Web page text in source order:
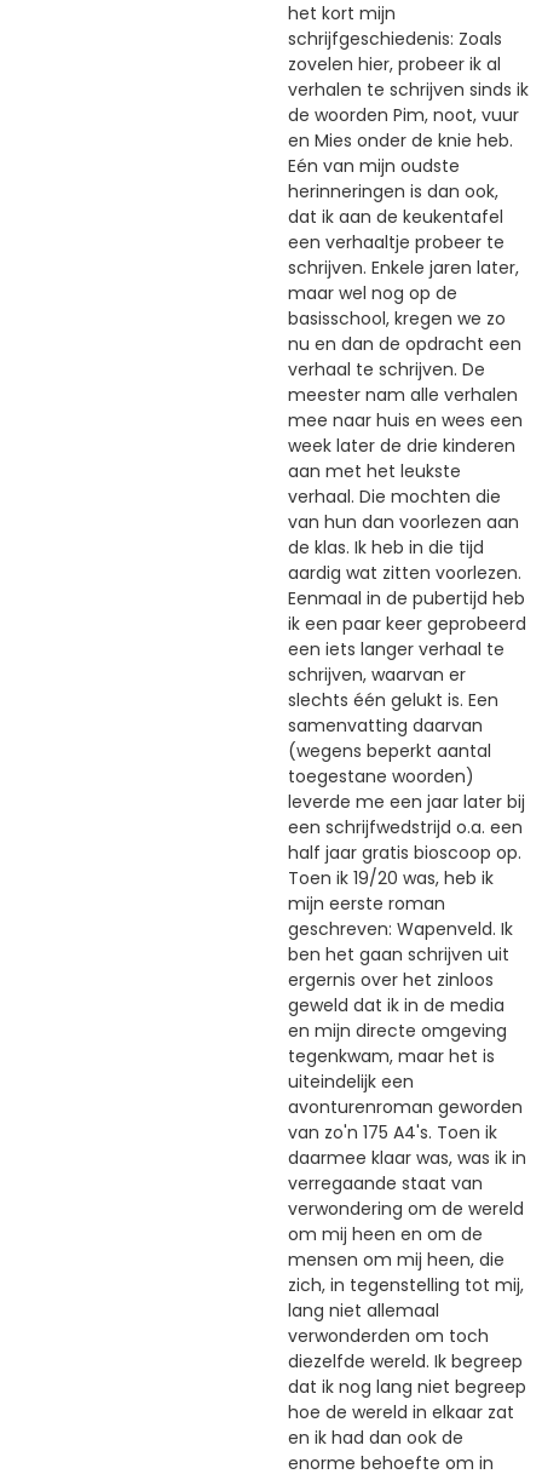
het kort mijn
schrijfgeschiedenis: Zoals
zovelen hier, probeer ik al
verhalen te schrijven sinds ik
de woorden Pim, noot, vuur
en Mies onder de knie heb.
Eén van mijn oudste
herinneringen is dan ook,
dat ik aan de keukentafel
een verhaaltje probeer te
schrijven. Enkele jaren later,
maar wel nog op de
basisschool, kregen we zo
nu en dan de opdracht een
verhaal te schrijven. De
meester nam alle verhalen
mee naar huis en wees een
week later de drie kinderen
aan met het leukste
verhaal. Die mochten die
van hun dan voorlezen aan
de klas. Ik heb in die tijd
aardig wat zitten voorlezen.
Eenmaal in de pubertijd heb
ik een paar keer geprobeerd
een iets langer verhaal te
schrijven, waarvan er
slechts één gelukt is. Een
samenvatting daarvan
(wegens beperkt aantal
toegestane woorden)
leverde me een jaar later bij
een schrijfwedstrijd o.a. een
half jaar gratis bioscoop op.
Toen ik 19/20 was, heb ik
mijn eerste roman
geschreven: Wapenveld. Ik
ben het gaan schrijven uit
ergernis over het zinloos
geweld dat ik in de media
en mijn directe omgeving
tegenkwam, maar het is
uiteindelijk een
avonturenroman geworden
van zo'n 175 A4's. Toen ik
daarmee klaar was, was ik in
verregaande staat van
verwondering om de wereld
om mij heen en om de
mensen om mij heen, die
zich, in tegenstelling tot mij,
lang niet allemaal
verwonderden om toch
diezelfde wereld. Ik begreep
dat ik nog lang niet begreep
hoe de wereld in elkaar zat
en ik had dan ook de
enorme behoefte om in